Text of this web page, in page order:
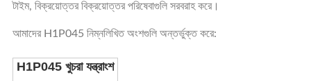
টাইম, বিক্রয়োত্তর বিক্রয়োত্তর পরিষেবাগুলি সরবরাহ করে।
আমাদের H1P045 নিম্নলিখিত অংশগুলি অন্তর্ভুক্ত করে:
H1P045 খুচরা যন্ত্রাংশ